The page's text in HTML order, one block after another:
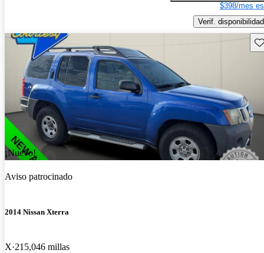
$398/mes
Verif. disponibilidad
¡Nuevo!
Aviso patrocinado
2014 Nissan Xterra
X 215,046 millas